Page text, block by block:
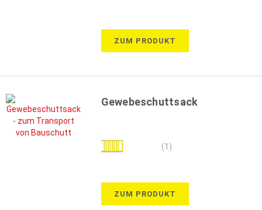
ZUM PRODUKT
Gewebeschuttsack
Bewertung: (1)
ZUM PRODUKT